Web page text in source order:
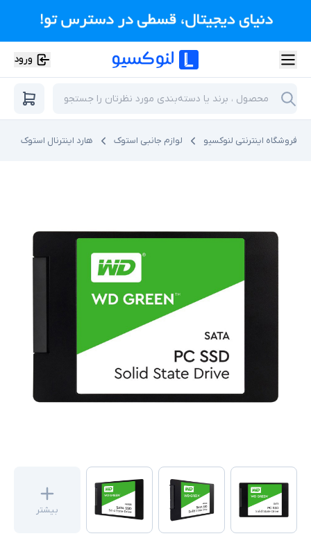
ورود
فروشگاه اینترنتی لنوکسیو لوازم جانبی استوک هارد اینترنال استوک
بیشتر